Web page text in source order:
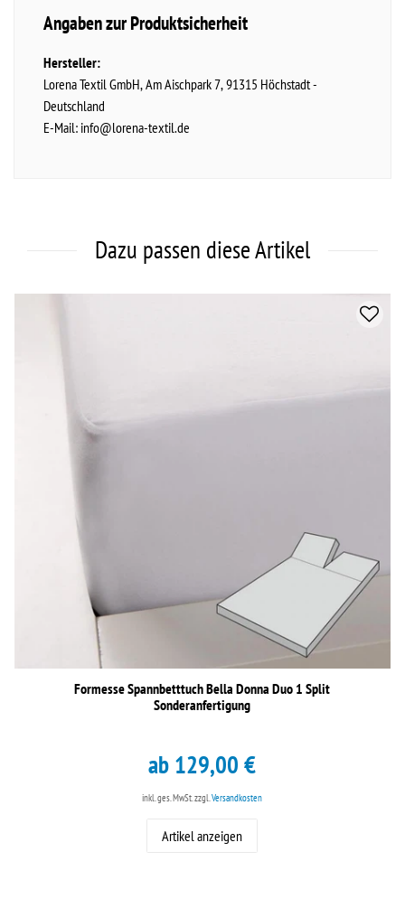
Angaben zur Produktsicherheit
Hersteller:
Lorena Textil GmbH Am Aischpark7 91315 Höchstadt
Deutschland
E-Mail: info@lorena-textil.de
Dazu passen diese Artikel
Formesse Spannbetttuch Bella Donna Duo 1 Split
Sonderanfertigung
ab 129,00 €
inkl. ges. MwSt.zzgl.Versandkosten
Artikel anzeigen